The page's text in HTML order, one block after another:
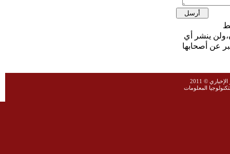
ينشر أي
عن أصحابها
© 2011
المعلومات